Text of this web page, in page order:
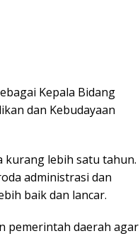
Kepala Bidang
dan Kebudayaan
kurang lebih satu tahun.
administrasi dan
baik dan lancar.
pemerintah daerah agar